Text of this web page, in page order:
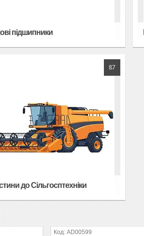
підшипники
87
до Сільгосптехніки
AD00599